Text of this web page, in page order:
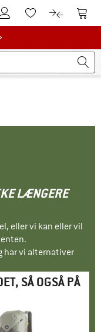
Til kundekontoenTil huskesedlen.
Til Til
LÆNGERE
eller vi kan eller vil
har vi alternativer
SÅ OGSÅ PÅ